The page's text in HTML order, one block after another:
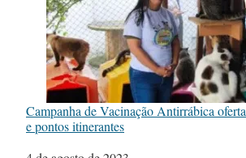
Campanha de Vacinação Antirrábica
e pontos itinerantes